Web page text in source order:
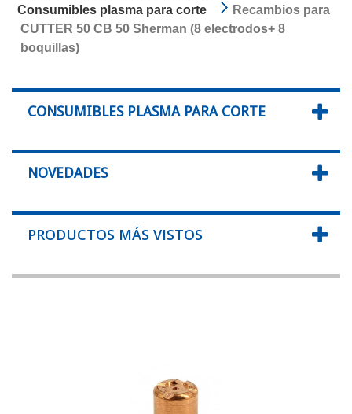
Consumibles plasma para corte
Recambios para
CUTTER 50 CB 50 Sherman (8 electrodos+ 8
boquillas)
CONSUMIBLES PLASMA PARA CORTE
NOVEDADES
PRODUCTOS MÁS VISTOS